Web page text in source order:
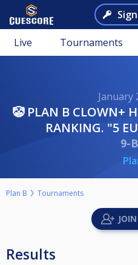
Live Tournaments
January
🤡 PLAN B CLOWN+ HOUSE TOURNEY MET
RANKING. "5
9-
Plan B Tournaments
Results